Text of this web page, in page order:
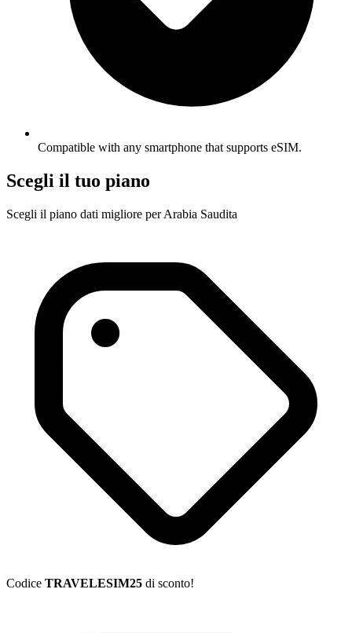
Compatible with any smartphone that supports eSIM.
Scegli il tuo piano
Scegli il piano dati migliore per Arabia Saudita
Codice TRAVELESIM25 di sconto!